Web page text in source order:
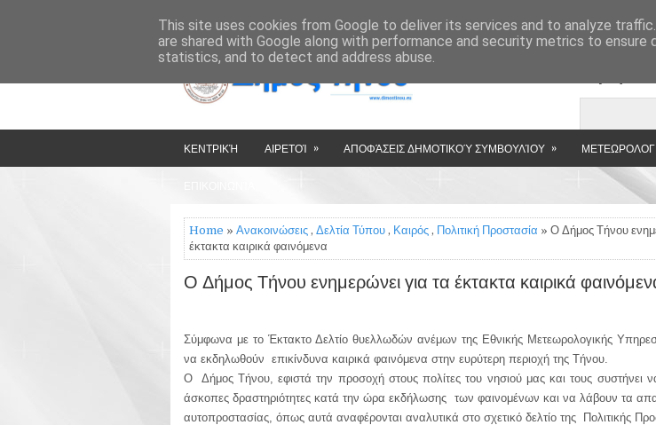
HOME ΔΉΜΟΣ ΤΉΝΟΥ » » »
ΚΕΝΤΡΙΚΉ ΑΙΡΕΤΟΊ » ΑΠΟΦΆΣΕΙΣ ΔΗΜΟΤΙΚΟΎ ΣΥΜΒΟΥΛΊΟΥ »
Home » Ανακοινώσεις , Δελτία Τύπου , Καιρός , Πολιτική Προστασία » Ο Δήμος Τήνου
έκτακτα καιρικά φαινόμενα
Ο Δήμος Τήνου ενημερώνει για τα έκτακτα καιρικά
Σύμφωνα με το Έκτακτο Δελτίο θυελλωδών ανέμων της Εθνικής Μετεωρολογικής
να εκδηλωθούν επικίνδυνα καιρικά φαινόμενα στην ευρύτερη περιοχή της Τήνου.
Ο
Δήμος Τήνου, εφιστά την προσοχή στους πολίτες του νησιού μας και τους συστήνει
άσκοπες δραστηριότητες κατά την ώρα εκδήλωσης των φαινομένων και να λάβουν τα
αυτοπροστασίας, όπως αυτά αναφέρονται αναλυτικά στο σχετικό δελτίο της
Πολιτικής
This site uses cookies from Google to deliver its services and to analyze
are shared with Google along with performance and security metrics to ensure
statistics, and to detect and address abuse.